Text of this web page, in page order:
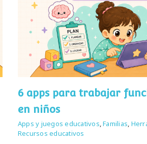
6 apps para trabajar
en niños
Apps y juegos educativos,Familias,
Recursos educativos